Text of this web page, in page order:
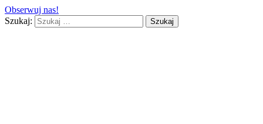
Obserwuj nas!
Szukaj: